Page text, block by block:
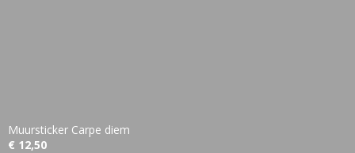
Muursticker Carpe diem
€ 12,50